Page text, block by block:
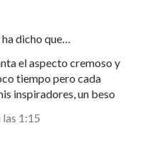
ha dicho que…
el aspecto cremoso y
tiempo pero cada
inspiradores, un beso
1:15